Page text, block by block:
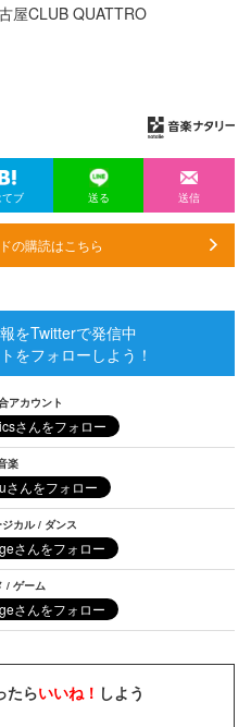
屋CLUB QUATTRO
ブ 送る 送信
の購読はこちら
をTwitterで発信中
をフォローしよう！
アカウント
楽
カル / ダンス
/ ゲーム
たらいいね！ しよう